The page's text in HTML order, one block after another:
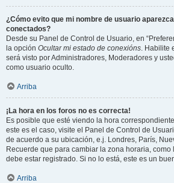
¿Cómo evito que mi nombre de usuario
conectados?
Desde su Panel de Control de Usuario, en
la opción Ocultar mi estado de conexións. Habilite
será visto por Administradores, Moderadores y
como usuario oculto.
Arriba
¡La hora en los foros no es correcta!
Es posible que esté viendo la hora
este es el caso, visite el Panel de Control de
de acuerdo a su ubicación, e.j. Londres, París,
Recuerde que para cambiar la zona horaria,
debe estar registrado. Si no lo está, este es un
Arriba